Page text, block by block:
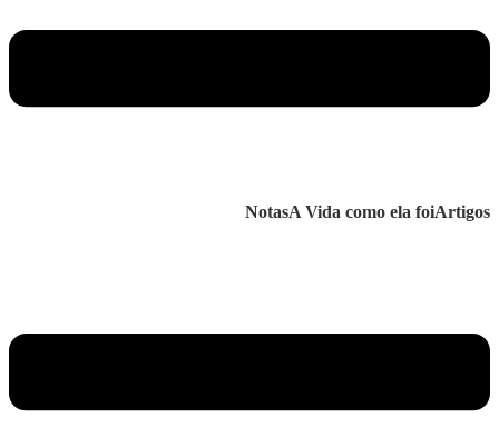
NotasA Vida como ela foiArtigos